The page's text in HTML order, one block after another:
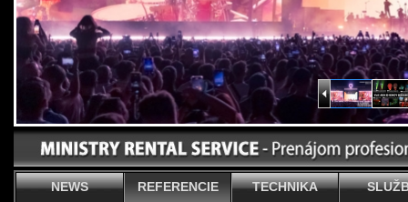
NEWS REFERENCIE TECHNIKA